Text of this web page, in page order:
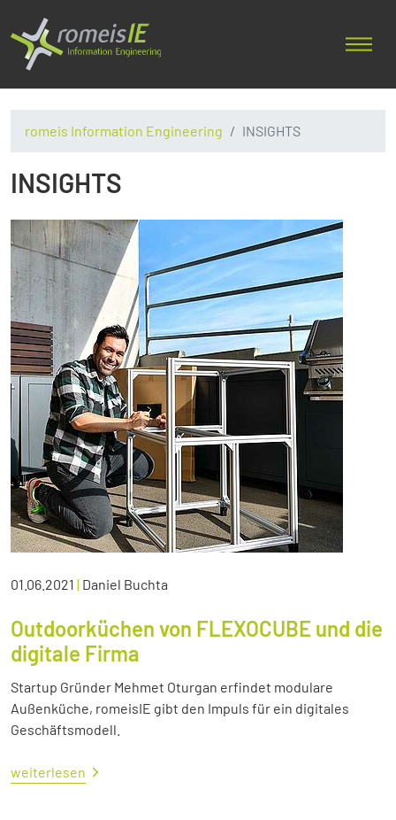
romeis Information Engineering INSIGHTS
INSIGHTS
01.06.2021 | Daniel Buchta
Outdoorküchen von FLEXOCUBE und die
digitale Firma
Startup Gründer Mehmet Oturgan erfindet modulare
Außenküche, romeisIE gibt den Impuls für ein digitales
Geschäftsmodell.
weiterlesen